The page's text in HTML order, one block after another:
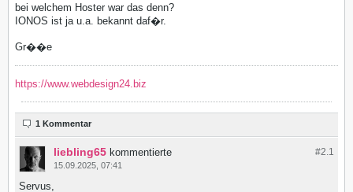
bei welchem Hoster war das denn?
IONOS ist ja u.a. bekannt daf�r.
Gr��e
https://www.webdesign24.biz
1 Kommentar
#2. 1
liebling65 kommentierte
15.09.2025, 07:41
Servus,